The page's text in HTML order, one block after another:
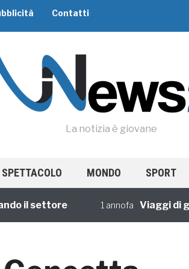
Contatti
La notizia è giovane
SPETTACOLO MONDO SPORT
1 annofa Viaggi di